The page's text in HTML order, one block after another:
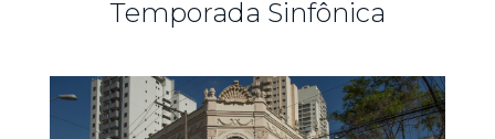
Temporada Sinfônica